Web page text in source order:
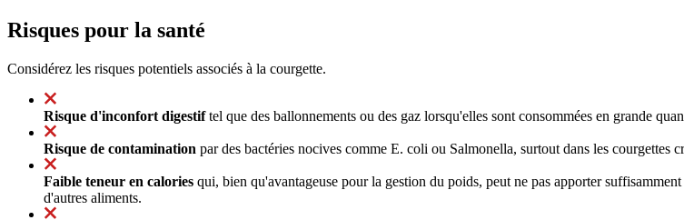
Risques pour la santé
Considérez les risques potentiels associés à la courgette.
Risque d'inconfort digestiftel que des ballonnements ou des gaz lorsqu'elles sont consommées en grande
Risque de contamination par des bactéries nocives comme E. coli ou Salmonella, surtout dans les courgettes
Faible teneur en calories qui, bien qu'avantageuse pour la gestion du poids, peut ne pas apporter
d'autres aliments.